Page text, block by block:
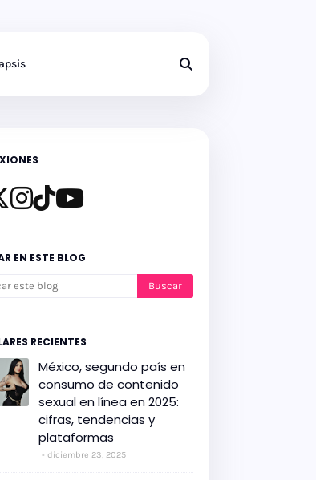
EN ESTE BLOG
RECIENTES
México, segundo país en
consumo de contenido
sexual en línea en 2025:
cifras, tendencias y
plataformas
diciembre 23, 2025